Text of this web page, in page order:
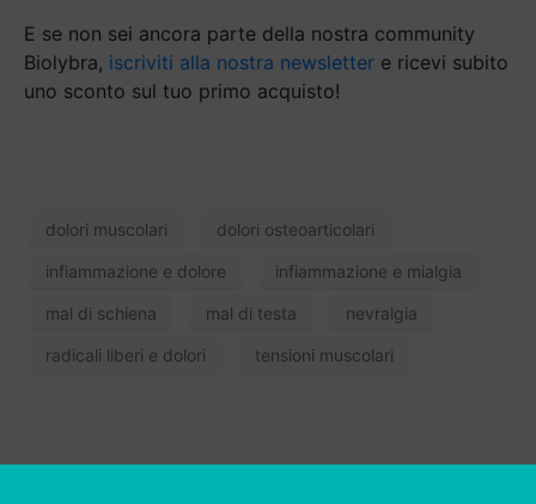
E se non sei ancora parte della nostra community
Biolybra, iscriviti alla nostra newsletter e ricevi subito
uno sconto sul tuo primo acquisto!
dolori muscolari dolori osteoarticolari
infiammazione e dolore infiammazione e mialgia
mal di schiena mal di testa nevralgia
radicali liberi e dolori tensioni muscolari